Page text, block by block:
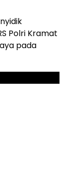
Polri Kramat
pada